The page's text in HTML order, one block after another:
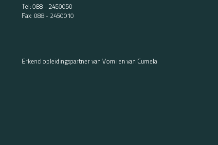
Tel: 088 - 2450050
Fax: 088 - 2450010
Erkend opleidingspartner van Vomi en van Cumela